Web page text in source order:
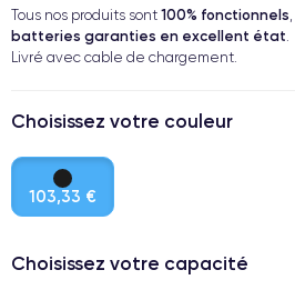
Tous nos produits sont 100% fonctionnels,
batteries garanties en excellent état.
Livré avec cable de chargement.
Choisissez votre couleur
103,33 €
Choisissez votre capacité